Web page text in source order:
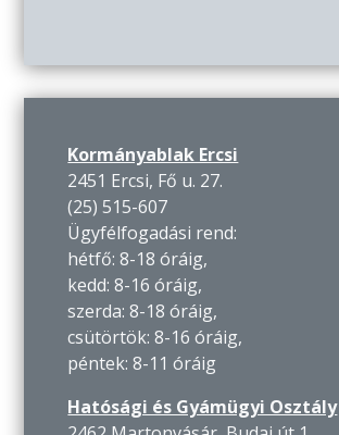
Kormányablak Ercsi
2451 Ercsi, Fő u. 27.
(25) 515-607
Ügyfélfogadási rend:
hétfő: 8-18 óráig,
kedd: 8-16 óráig,
szerda: 8-18 óráig,
csütörtök: 8-16 óráig,
péntek: 8-11 óráig
Hatósági és Gyámügyi Osztály